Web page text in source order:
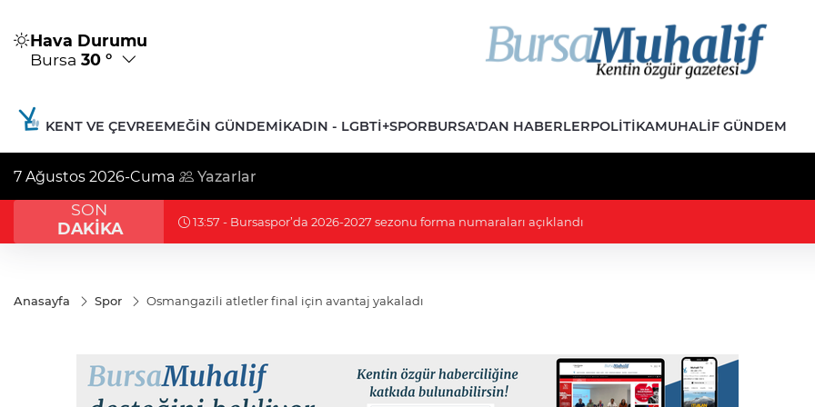
Hava Durumu
Bursa 30 °
KENT VE ÇEVREEMEĞIN GÜNDEMIKADIN - LGBTİ+SPORBURSA'DAN HABERLERPOLITIKAMUHALIF GÜNDEM
7 Ağustos 2026-Cuma Yazarlar
SON
DAKİKA
13:49 - Bursa'da eski CHP Gençlik Kolları Başkanı evinde ölü bulundu
Anasayfa Spor Osmangazili atletler final için avantaj yakaladı